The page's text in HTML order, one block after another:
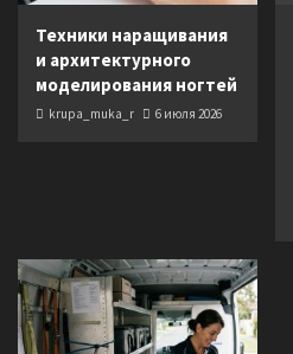
Техники наращивания
и архитектурного
моделирования ногтей
krupa_muka_r 6 июля 2026